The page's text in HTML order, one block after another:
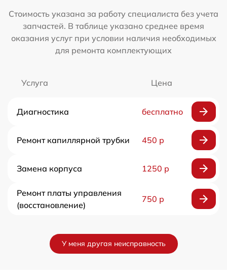
Стоимость указана за работу специалиста без учета
запчастей. В таблице указано среднее время
оказания услуг при условии наличия необходимых
для ремонта комплектующих
Услуга Цена
Диагностика бесплатно
Ремонт капиллярной трубки 450 р
Замена корпуса 1250 р
Ремонт платы управления
(восстановление)
750 р
У меня другая неисправность